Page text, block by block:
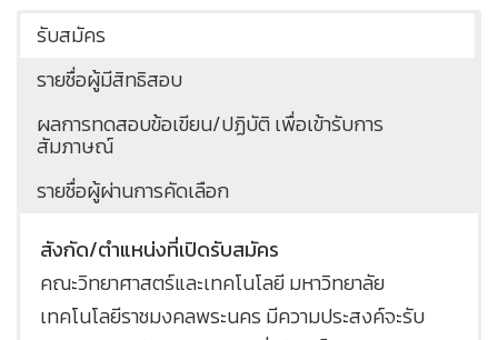
รับสมัคร
รายชื่อผู้มีสิทธิสอบ
ผลการทดสอบข้อเขียน/ปฏิบัติ เพื่อเข้ารับการ
สัมภาษณ์
รายชื่อผู้ผ่านการคัดเลือก
สังกัด/ตำแหน่งที่เปิดรับสมัคร
คณะวิทยาศาสตร์และเทคโนโลยี มหาวิทยาลัย
เทคโนโลยีราชมงคลพระนคร มีความประสงค์จะรับ